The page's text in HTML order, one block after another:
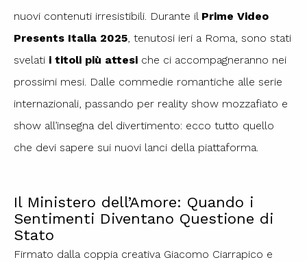
nuovi contenuti irresistibili. Durante il Prime Video
Presents Italia 2025 , tenutosi ieri a Roma, sono stati
svelati i titoli più attesi che ci accompagneranno nei
prossimi mesi. Dalle commedie romantiche alle serie
internazionali, passando per reality show mozzafiato e
show all’insegna del divertimento: ecco tutto quello
che devi sapere sui nuovi lanci della piattaforma.
Il Ministero dell’Amore: Quando i
Sentimenti Diventano Questione di
Stato
Firmato dalla coppia creativa Giacomo Ciarrapico e